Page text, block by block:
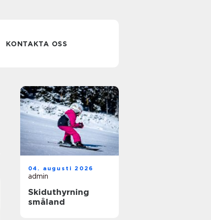
KONTAKTA OSS
04. augusti 2026
admin
Skiduthyrning
småland